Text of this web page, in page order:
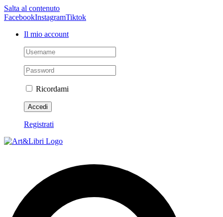
Salta al contenuto
FacebookInstagramTiktok
Il mio account
Ricordami
Registrati